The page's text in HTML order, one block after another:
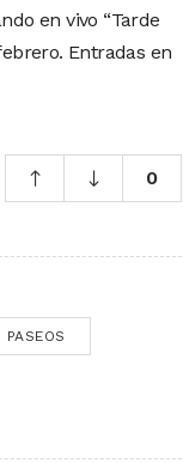
en vivo “Tarde
Entradas en
0
PASEOS